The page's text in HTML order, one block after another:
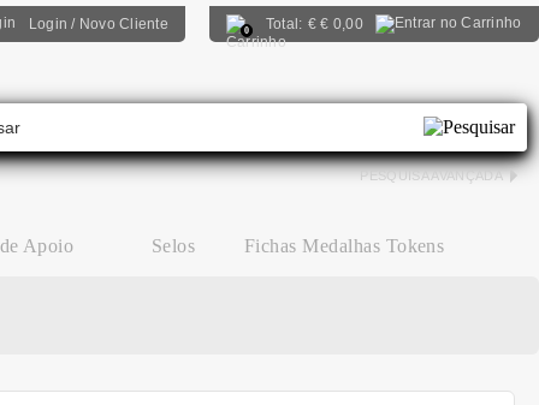
Login / Novo Cliente 0 Total: €€ 0,00
PESQUISA AVANÇADA
Apoio Selos Fichas Medalhas Tokens